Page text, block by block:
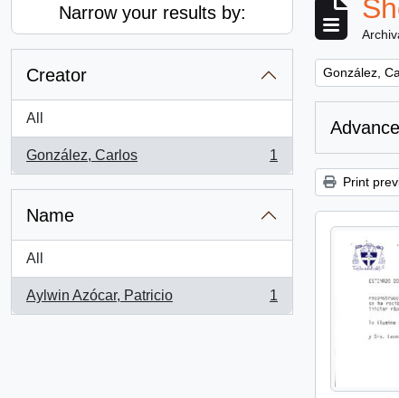
Narrow your results by:
Creator
All
González, Carlos
, 1 results
1
Name
All
Aylwin Azócar, Patricio
, 1 results
1
Remove filter:
González,
Print